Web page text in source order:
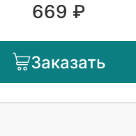
669 ₽
Заказать